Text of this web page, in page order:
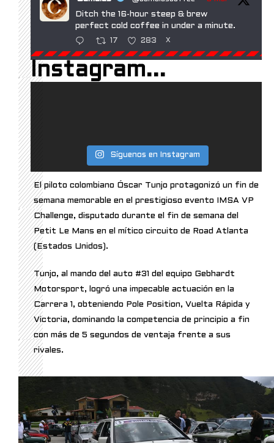
Ditch the 16-hour steep & brew
perfect cold coffee in under a minute.
17 283 X
Crafted since 1997. Engineered for
durability. Designed for total control in
every transition. The PRO® Mat is built
to outlast trends—and your toughest
flows. Backed by a lifetime guarantee.
32 389 X
We’ve dedicated more than
$300,000 to LNG safety
residents and students alike understand
the role LNG plays in energy innovation,
and sustainability.
Kalshi Retweeted
Instagram...
Síguenos en Instagram
El piloto colombiano Óscar Tunjo protagonizó un fin de
semana memorable en el prestigioso evento IMSA VP
Challenge, disputado durante el fin de semana del
Petit Le Mans en el mítico circuito de Road Atlanta
(Estados Unidos).
Tunjo, al mando del auto #31 del equipo Gebhardt
Motorsport, logró una impecable actuación en la
Carrera 1, obteniendo Pole Position, Vuelta Rápida y
Victoria, dominando la competencia de principio a fin
con más de 5 segundos de ventaja frente a sus
rivales.